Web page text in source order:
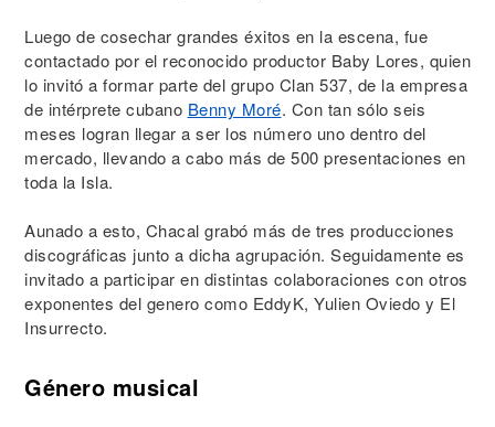
Luego de cosechar grandes éxitos en la escena, fue
contactado por el reconocido productor Baby Lores, quien
lo invitó a formar parte del grupo Clan 537, de la empresa
de intérprete cubano Benny Moré. Con tan sólo seis
meses logran llegar a ser los número uno dentro del
mercado, llevando a cabo más de 500 presentaciones en
toda la Isla.
Aunado a esto, Chacal grabó más de tres producciones
discográficas junto a dicha agrupación. Seguidamente es
invitado a participar en distintas colaboraciones con otros
exponentes del genero como EddyK, Yulien Oviedo y El
Insurrecto.
Género musical